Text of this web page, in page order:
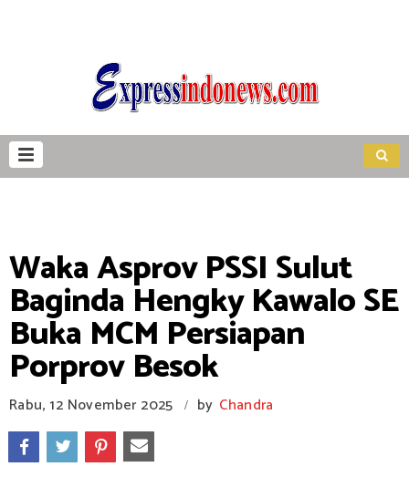
Waka Asprov PSSI Sulut
Baginda Hengky Kawalo SE
Buka MCM Persiapan
Porprov Besok
Rabu, 12 November 2025 / by Chandra